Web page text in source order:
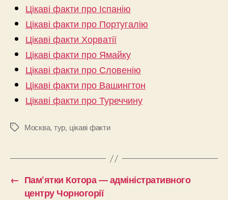
Цікаві факти про Іспанію
Цікаві факти про Португалію
Цікаві факти Хорватії
Цікаві факти про Ямайку
Цікаві факти про Словенію
Цікаві факти про Вашингтон
Цікаві факти про Туреччину
Позначки
Москва, тур, цікаві факти
← Пам’ятки Котора — адміністративного
центру Чорногорії